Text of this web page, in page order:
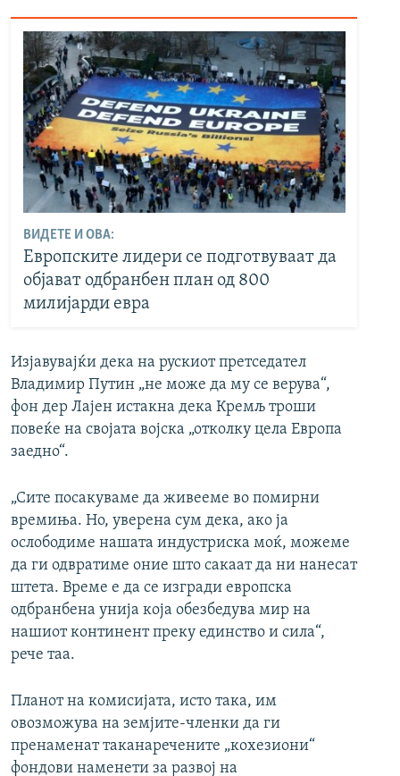
ВИДЕТЕ И ОВА:
Европските лидери се подготвуваат да
објават одбранбен план од 800
милијарди евра
Изјавувајќи дека на рускиот претседател
Владимир Путин „не може да му се верува“,
фон дер Лајен истакна дека Кремљ троши
повеќе на својата војска „отколку цела Европа
заедно“.
„Сите посакуваме да живееме во помирни
времиња. Но, уверена сум дека, ако ја
ослободиме нашата индустриска моќ, можеме
да ги одвратиме оние што сакаат да ни нанесат
штета. Време е да се изгради европска
одбранбена унија која обезбедува мир на
нашиот континент преку единство и сила“,
рече таа.
Планот на комисијата, исто така, им
овозможува на земјите-членки да ги
пренаменат таканаречените „кохезиони“
фондови наменети за развој на